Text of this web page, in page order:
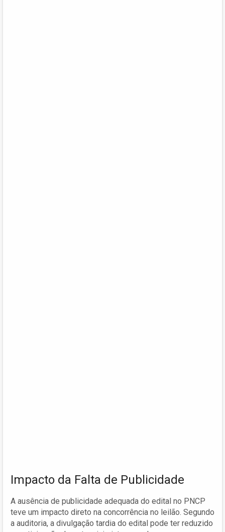
Impacto da Falta de Publicidade
A ausência de publicidade adequada do edital no PNCP
teve um impacto direto na concorrência no leilão. Segundo
a auditoria, a divulgação tardia do edital pode ter reduzido